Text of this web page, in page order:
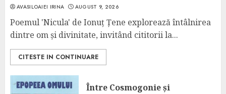
AVASILOAIEI IRINA AUGUST 9, 2026
Poemul 'Nicula' de Ionuț Țene explorează întâlnirea
dintre om și divinitate, invitând cititorii la...
CITESTE IN CONTINUARE
Între Cosmogonie și